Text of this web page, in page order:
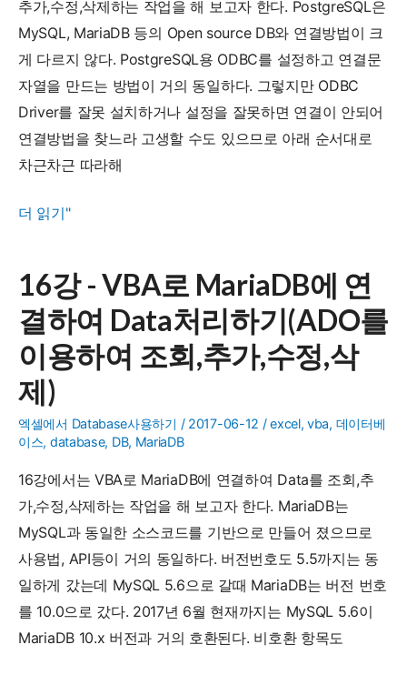
여
Data
처
리
하
기
Procedure
회)
추가,수정,삭제하는 작업을 해 보고자 한다. PostgreSQL은
MySQL, MariaDB 등의 Open source DB와 연결방법이 크
게 다르지 않다. PostgreSQL용 ODBC를 설정하고 연결문
자열을 만드는 방법이 거의 동일하다. 그렇지만 ODBC
Driver를 잘못 설치하거나 설정을 잘못하면 연결이 안되어
연결방법을 찾느라 고생할 수도 있으므로 아래 순서대로
차근차근 따라해
17
VBA
로
PostgreSQL
에
연
결
하
여
Data
처
리
하
기
(ADO
더 읽기"
16강 - VBA로 MariaDB에 연
결하여 Data처리하기(ADO를
이용하여 조회,추가,수정,삭
제)
엑셀에서 Database사용하기 / 2017-06-12 /excel,vba, 데이터베
이스, database, DB, MariaDB
16강에서는 VBA로 MariaDB에 연결하여 Data를 조회,추
가,수정,삭제하는 작업을 해 보고자 한다. MariaDB는
MySQL과 동일한 소스코드를 기반으로 만들어 졌으므로
사용법, API등이 거의 동일하다. 버전번호도 5.5까지는 동
일하게 갔는데 MySQL 5.6으로 갈때 MariaDB는 버전 번호
를 10.0으로 갔다. 2017년 6월 현재까지는 MySQL 5.6이
MariaDB 10.x 버전과 거의 호환된다. 비호환 항목도